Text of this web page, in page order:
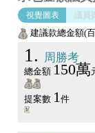
視覺圖表 議員
建議款總金額(
1 周勝考
總金額 150萬
提案數 1 件